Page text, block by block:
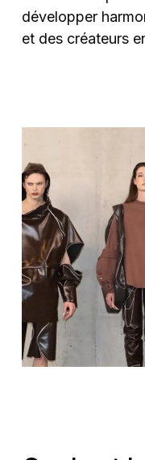
développer
et des créateurs